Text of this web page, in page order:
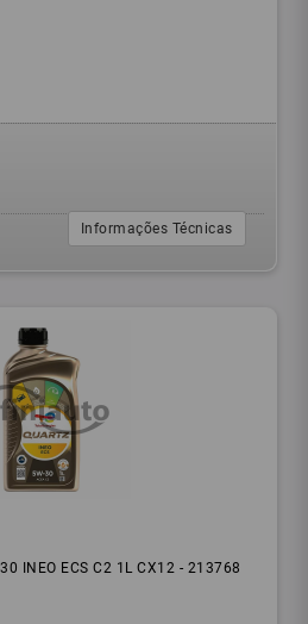
Informações Técnicas
INEO ECS C2 1L CX12 - 213768